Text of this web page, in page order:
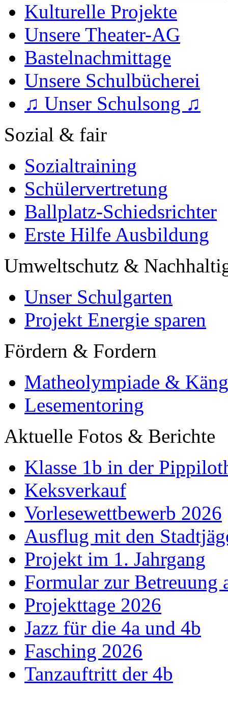
Kulturelle Projekte
Unsere Theater-AG
Bastelnachmittage
Unsere Schulbücherei
♫ Unser Schulsong ♫
Sozial & fair
Sozialtraining
Schülervertretung
Ballplatz-Schiedsrichter
Erste Hilfe Ausbildung
Umweltschutz &
Unser Schulgarten
Projekt Energie sparen
Fördern & Fordern
Matheolympiade &
Lesementoring
Aktuelle Fotos & Berichte
Klasse 1b in der
Keksverkauf
Vorlesewettbewerb 2026
Ausflug mit den
Projekt im 1. Jahrgang
Formular zur Betreuung
Projekttage 2026
Jazz für die 4a und 4b
Fasching 2026
Tanzauftritt der 4b